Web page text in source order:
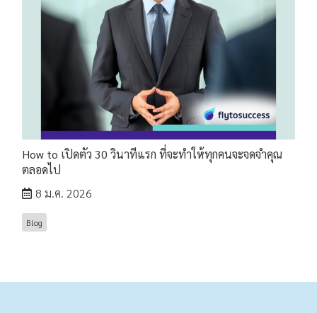
How to เปิดตัว 30 วินาทีแรก ที่จะทำให้ทุกคนจะจดจำคุณ
ตลอดไป
8 ม.ค. 2026
ฺBlog